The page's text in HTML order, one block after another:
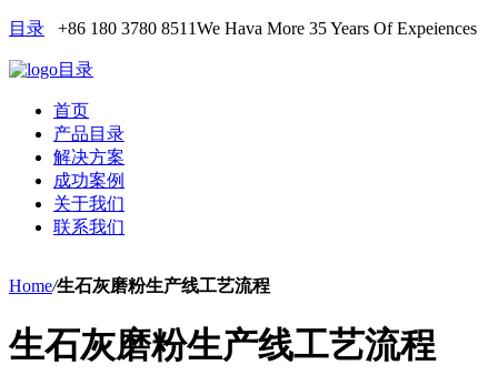
目录 +86 180 3780 8511We Hava More 35 Years Of Expeiences
目录
首页
产品目录
解决方案
成功案例
关于我们
联系我们
Home/生石灰磨粉生产线工艺流程
生石灰磨粉生产线工艺流程